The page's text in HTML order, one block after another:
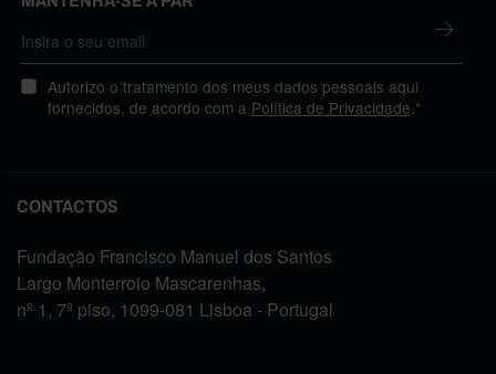
Autorizo o tratamento dos meus dados pessoais aqui
fornecidos, de acordo com a Política de Privacidade .*
CONTACTOS
Fundação Francisco Manuel dos Santos
Largo Monterroio Mascarenhas,
nº 1, 7º piso, 1099-081 Lisboa - Portugal